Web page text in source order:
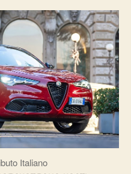
Italiano